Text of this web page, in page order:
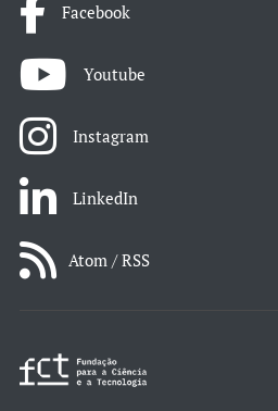
Facebook
Youtube
Instagram
LinkedIn
Atom / RSS